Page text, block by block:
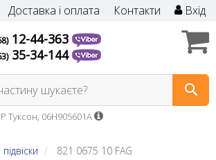
Доставка і оплата Контакти Вхід
12-44-363
35-34-144
шукаєте?
Туксон, 06H905601A
821 0675 10 FAG